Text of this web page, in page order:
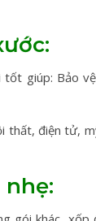
tốt giúp: Bảo
thất, điện tử,